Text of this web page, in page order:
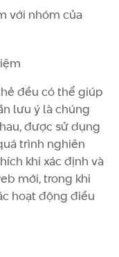
với nhóm của
đều có thể giúp
lưu ý là chúng
được sử dụng
trình nghiên
khi xác định và
mới, trong khi
hoạt động điều